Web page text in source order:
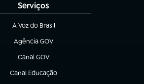
Serviços
A Voz do Brasil
(abre em nova aba)
Agência GOV
(abre em nova aba)
Canal GOV
(abre em nova aba)
Canal Educação
(abre em nova aba)